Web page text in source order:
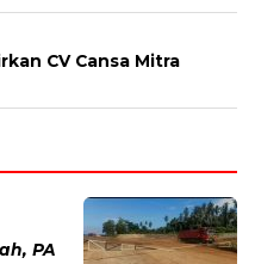
CV Cansa Mitra
PA